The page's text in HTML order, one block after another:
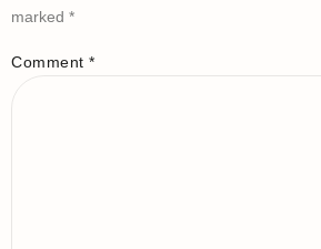
marked *
Comment *